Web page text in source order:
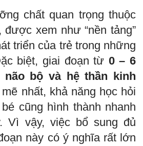
chất quan trọng thuộc
được xem như “nền tảng”
triển của trẻ trong những
biệt, giai đoạn từ 0 – 6
bộ và hệ thần kinh
nhất, khả năng học hỏi
cũng hình thành nhanh
Vì vậy, việc bổ sung đủ
này có ý nghĩa rất lớn